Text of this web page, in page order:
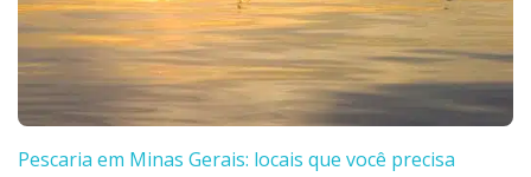
Pescaria em Minas Gerais: locais que você precisa